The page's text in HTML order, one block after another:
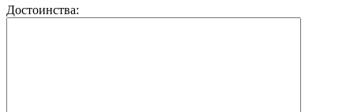
Достоинства: